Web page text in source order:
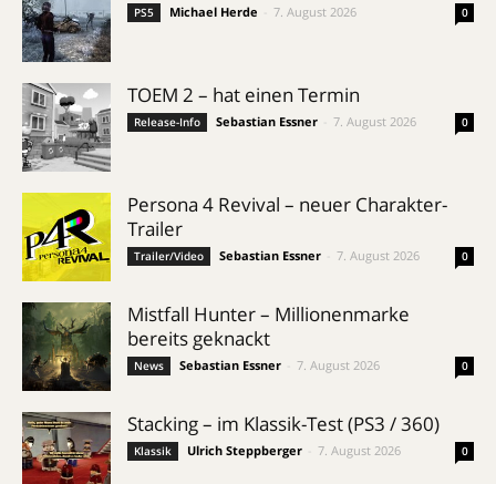
PS5 Michael Herde 7. August 2026 0
TOEM 2 – hat einen Termin
Release-Info Sebastian Essner 7. August 2026 0
Persona 4 Revival – neuer Charakter-
Trailer
Trailer/Video Sebastian Essner 7. August 2026 0
Mistfall Hunter – Millionenmarke
bereits geknackt
News Sebastian Essner 7. August 2026 0
Stacking – im Klassik-Test (PS3 / 360)
Klassik Ulrich Steppberger 7. August 2026 0